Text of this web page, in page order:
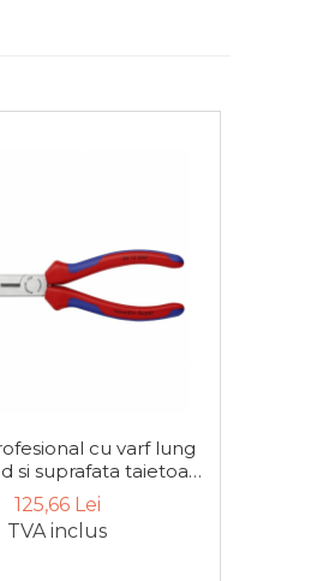
cu varf lung
si suprafata taietoare
26 12 200, 200 mm
125,66 Lei
TVA inclus